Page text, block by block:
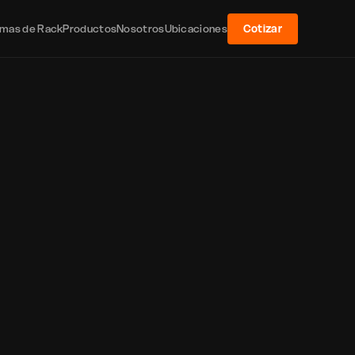
de RackProductosNosotrosUbicaciones Cotizar